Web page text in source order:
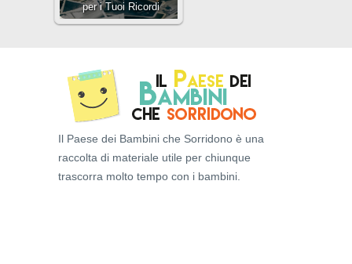
per i Tuoi Ricordi
Il Paese dei Bambini che Sorridono è una
raccolta di materiale utile per chiunque
trascorra molto tempo con i bambini.